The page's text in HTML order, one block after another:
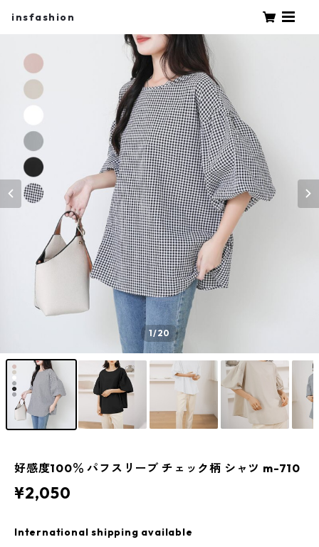
insfashion
1/20
好感度100％ パフスリーブ チェック柄 シャツ m-710
¥2,050
International shipping available